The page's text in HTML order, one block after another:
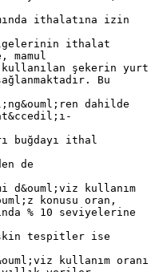
ithalatına izin
ithalat
mamul
kullanılan şekerin yurt
Bu
dahilde
buğdayı ithal
de
d&ouml;viz kullanım
konusu oran,
% 10 seviyelerine
tespitler ise
kullanım oranı